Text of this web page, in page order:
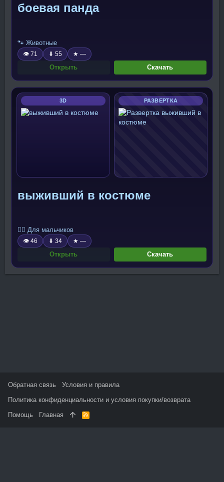
боевая панда
🐾 Животные
👁 71 ⬇ 55 ★ —
Открыть Скачать
3D РАЗВЕРТКА
выживший в костюме
🧍‍♂️ Для мальчиков
👁 46 ⬇ 34 ★ —
Открыть Скачать
Обратная связь
Условия и правила
Политика конфиденциальности и условия покупки/возврата
Помощь
Главная
R